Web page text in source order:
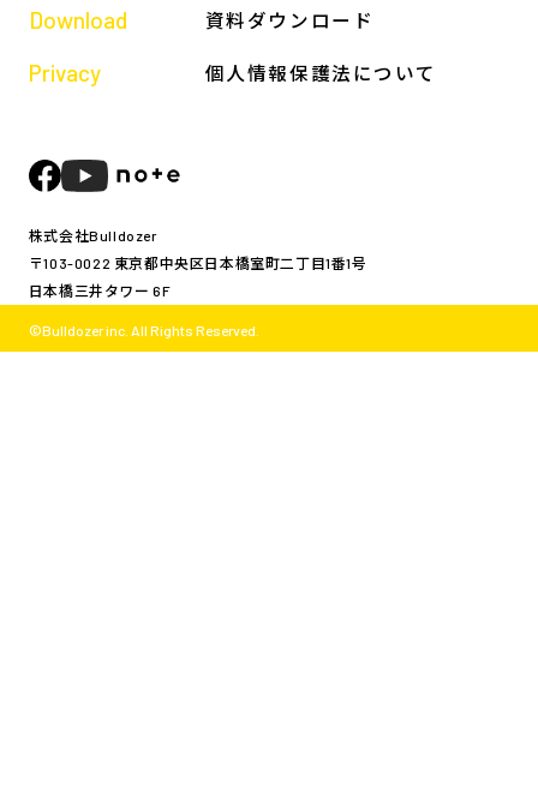
株式会社Bulldozer
〒103-0022 東京都中央区日本橋室町二丁目1番1号
日本橋三井タワー 6F
Download 資料ダウンロード
Privacy 個人情報保護法について
©Bulldozer inc. All Rights Reserved.